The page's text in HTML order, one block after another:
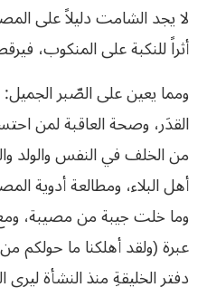
لايجدالشامتدليلاًعلى
أثراًللنكبةعلىالمنكوب،
ومما يعين على الصّبر
القدَر، وصحة العاقبة لمن
من الخلف في النفس والولد
أهل البلاء، ومطالعة أدوية
وما خلت جيبة من مصيبة،
عبرة (ولقد أهلكنا ما حولكم
دفتر الخليقةِ منذ النشأة